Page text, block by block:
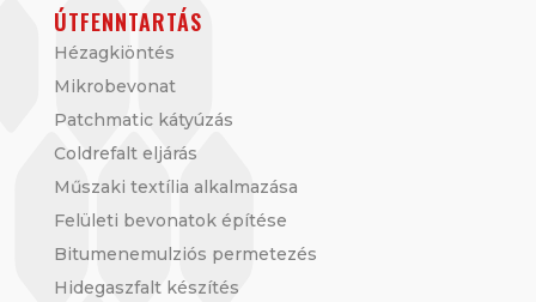
ÚTFENNTARTÁS
Hézagkiöntés
Mikrobevonat
Patchmatic kátyúzás
Coldrefalt eljárás
Műszaki textília alkalmazása
Felületi bevonatok építése
Bitumenemulziós permetezés
Hidegaszfalt készítés